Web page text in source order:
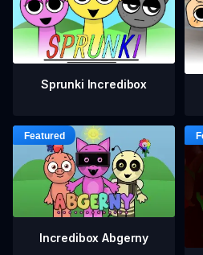
Sprunki Incredibox
Incredibox Abgerny